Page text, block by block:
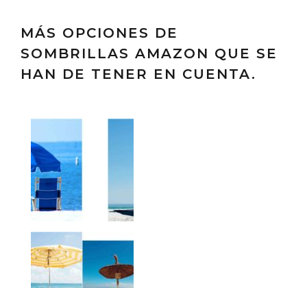
MÁS OPCIONES DE
SOMBRILLAS AMAZON QUE SE
HAN DE TENER EN CUENTA.